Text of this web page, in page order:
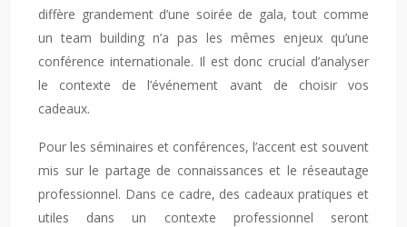
diffère grandement d’une soirée de gala, tout comme
un team building n’a pas les mêmes enjeux qu’une
conférence internationale. Il est donc crucial d’analyser
le contexte de l’événement avant de choisir vos
cadeaux.
Pour les séminaires et conférences, l’accent est souvent
mis sur le partage de connaissances et le réseautage
professionnel. Dans ce cadre, des cadeaux pratiques et
utiles dans un contexte professionnel seront